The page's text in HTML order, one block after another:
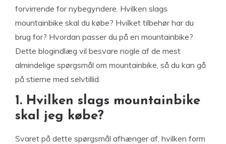
forvirrende for nybegyndere. Hvilken slags
mountainbike skal du købe? Hvilket tilbehør har du
brug for? Hvordan passer du på en mountainbike?
Dette blogindlæg vil besvare nogle af de mest
almindelige spørgsmål om mountainbike, så du kan gå
på stierne med selvtillid.
1. Hvilken slags mountainbike
skal jeg købe?
Svaret på dette spørgsmål afhænger af, hvilken form